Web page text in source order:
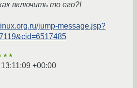
включить то его?!
jump-message.jsp?
+00:00